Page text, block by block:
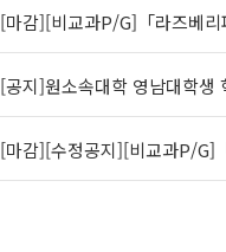
[마감][비교과P/G]「라즈베리
[공지]원소속대학 영남대학
[마감][수정공지][비교과P/